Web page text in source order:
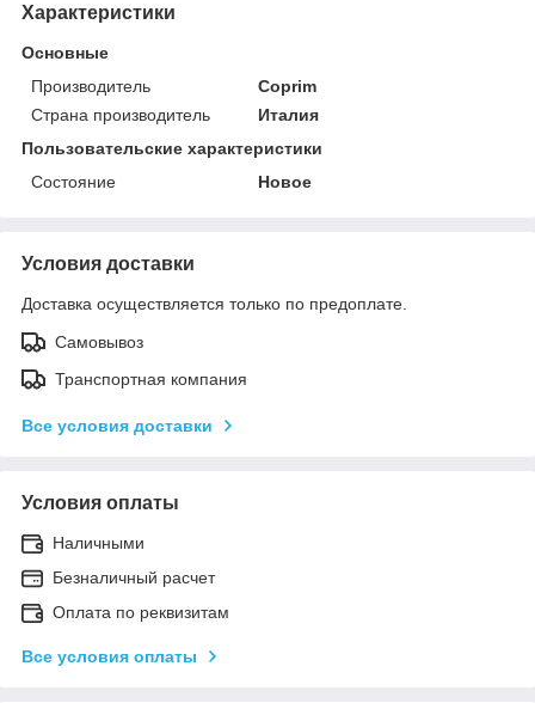
Характеристики
Основные
Производитель
Coprim
Страна производитель
Италия
Пользовательские характеристики
Состояние
Новое
Условия доставки
Доставка осуществляется только по предоплате.
Самовывоз
Транспортная компания
Все условия доставки
Условия оплаты
Наличными
Безналичный расчет
Оплата по реквизитам
Все условия оплаты